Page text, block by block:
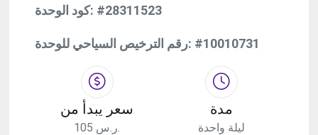
كود الوحدة: #28311523
رقم الترخيص السياحي للوحدة: #10010731
سعر يبدأ من
105 ر.س.
مدة
ليلة واحدة